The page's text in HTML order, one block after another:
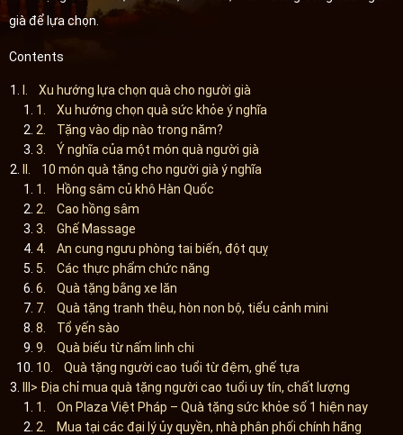
già để lựa chọn.
Contents
I. Xu hướng lựa chọn quà cho người già
1. Xu hướng chọn quà sức khỏe ý nghĩa
2. Tặng vào dịp nào trong năm?
3. Ý nghĩa của một món quà người già
II. 10 món quà tặng cho người già ý nghĩa
1. Hồng sâm củ khô Hàn Quốc
2. Cao hồng sâm
3. Ghế Massage
4. An cung ngưu phòng tai biến, đột quỵ
5. Các thực phẩm chức năng
6. Quà tặng bằng xe lăn
7. Quà tặng tranh thêu, hòn non bộ, tiểu cảnh mini
8. Tổ yến sào
9. Quà biếu từ nấm linh chi
10. Quà tặng người cao tuổi từ đệm, ghế tựa
III> Địa chỉ mua quà tặng người cao tuổi uy tín, chất lượng
1. On Plaza Việt Pháp – Quà tặng sức khỏe số 1 hiện nay
2. Mua tại các đại lý ủy quyền, nhà phân phối chính hãng